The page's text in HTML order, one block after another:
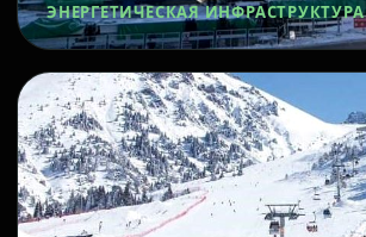
ЭНЕРГЕТИЧЕСКАЯ ИНФРАСТРУКТУРА